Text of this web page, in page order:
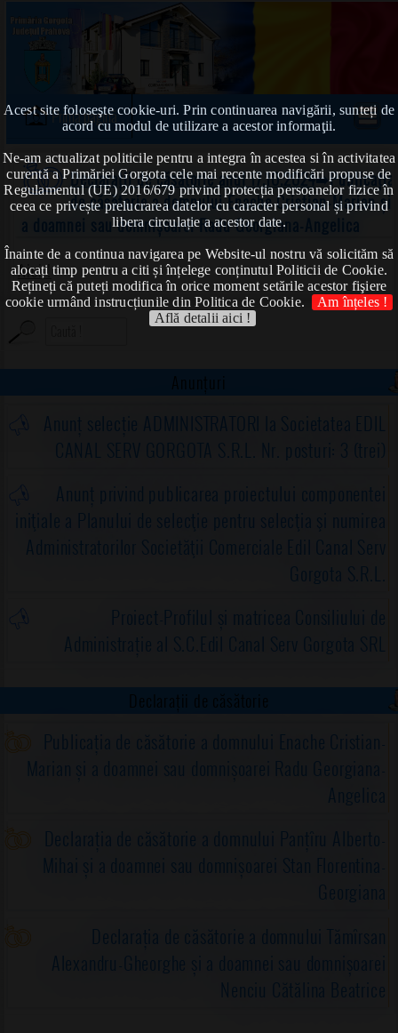
Acest site foloseşte cookie-uri. Prin continuarea navigării, sunteți de
acord cu modul de utilizare a acestor informaţii.
Ne-am actualizat politicile pentru a integra în acestea si în activitatea
curentă a Primăriei Gorgota cele mai recente modificări propuse de
Regulamentul (UE) 2016/679 privind protecția persoanelor fizice în
ceea ce privește prelucrarea datelor cu caracter personal și privind
libera circulație a acestor date.
Înainte de a continua navigarea pe Website-ul nostru vă solicităm să
alocați timp pentru a citi și înțelege conținutul Politicii de Cookie.
Rețineți că puteți modifica în orice moment setările acestor fişiere
cookie urmând instrucțiunile din Politica de Cookie.
Am înțeles !
Află detalii aici !
Prima pagină
Declarații de căsătorie anul 17.10.2024➠Publicația
de căsătorie a domnului Enache Cristian-Marian și
a doamnei sau domnișoarei Radu Georgiana-Angelica
Aici !
Anunțuri
Anunț selecție ADMINISTRATORI la Societatea EDIL
CANAL SERV GORGOTA S.R.L. Nr. posturi: 3 (trei)
Anunț privind publicarea proiectului componentei
iniţiale a Planului de selecţie pentru selecţia şi numirea
Administratorilor Societăţii Comerciale Edil Canal Serv
Gorgota S.R.L.
Proiect-Profilul și matricea Consiliului de
Administrație al S.C.Edil Canal Serv Gorgota SRL
Declarații de căsătorie
Publicația de căsătorie a domnului Enache Cristian-
Marian și a doamnei sau domnișoarei Radu Georgiana-
Angelica
Declarația de căsătorie a domnului Panțîru Alberto-
Mihai și a doamnei sau domnișoarei Stan Florentina-
Georgiana
Declarația de căsătorie a domnului Tămîrsan
Alexandru-Gheorghe și a doamnei sau domnișoarei
Nenciu Cătălina Beatrice